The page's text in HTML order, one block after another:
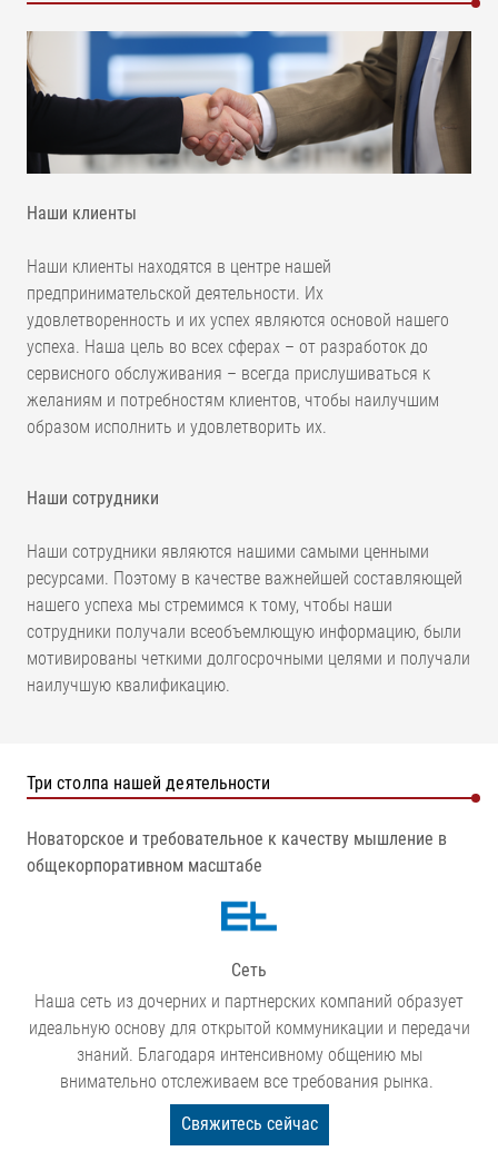
Наши клиенты
Наши клиенты находятся в центре нашей
предпринимательской деятельности. Их
удовлетворенность и их успех являются основой нашего
успеха. Наша цель во всех сферах – от разработок до
сервисного обслуживания – всегда прислушиваться к
желаниям и потребностям клиентов, чтобы наилучшим
образом исполнить и удовлетворить их.
Наши сотрудники
Наши сотрудники являются нашими самыми ценными
ресурсами. Поэтому в качестве важнейшей составляющей
нашего успеха мы стремимся к тому, чтобы наши
сотрудники получали всеобъемлющую информацию, были
мотивированы четкими долгосрочными целями и получали
наилучшую квалификацию.
Три столпа нашей деятельности
Новаторское и требовательное к качеству мышление в
общекорпоративном масштабе
Сеть
Наша сеть из дочерних и партнерских компаний образует
идеальную основу для открытой коммуникации и передачи
знаний. Благодаря интенсивному общению мы
внимательно отслеживаем все требования рынка.
Свяжитесь сейчас